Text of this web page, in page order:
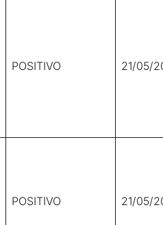
POSITIVO 21/05/
POSITIVO 21/05/